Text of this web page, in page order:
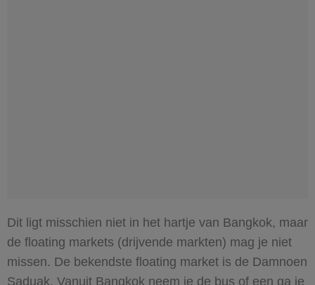
Dit ligt misschien niet in het hartje van Bangkok, maar
de floating markets (drijvende markten) mag je niet
missen. De bekendste floating market is de Damnoen
Saduak. Vanuit Bangkok neem je de bus of een ga je